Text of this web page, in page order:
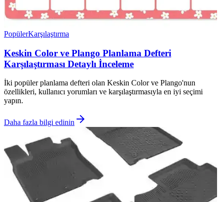
PopülerKarşılaştırma
Keskin Color ve Plango Planlama Defteri
Karşılaştırması Detaylı İnceleme
İki popüler planlama defteri olan Keskin Color ve Plango'nun
özellikleri, kullanıcı yorumları ve karşılaştırmasıyla en iyi seçimi
yapın.
Daha fazla bilgi edinin